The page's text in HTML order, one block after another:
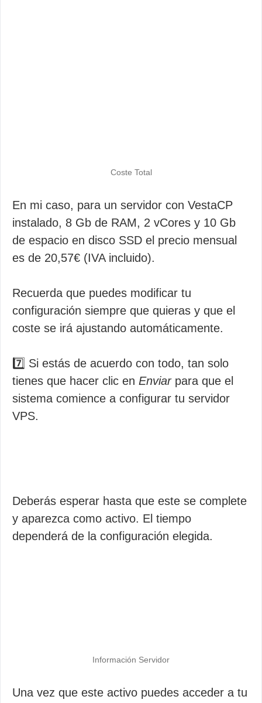
Coste Total
En mi caso, para un servidor con VestaCP
instalado, 8 Gb de RAM, 2 vCores y 10 Gb
de espacio en disco SSD el precio mensual
es de 20,57€ (IVA incluido).
Recuerda que puedes modificar tu
configuración siempre que quieras y que el
coste se irá ajustando automáticamente.
7️⃣ Si estás de acuerdo con todo, tan solo
tienes que hacer clic en Enviarpara que el
sistema comience a configurar tu servidor
VPS.
Deberás esperar hasta que este se complete
y aparezca como activo. El tiempo
dependerá de la configuración elegida.
Información Servidor
Una vez que este activo puedes acceder a tu